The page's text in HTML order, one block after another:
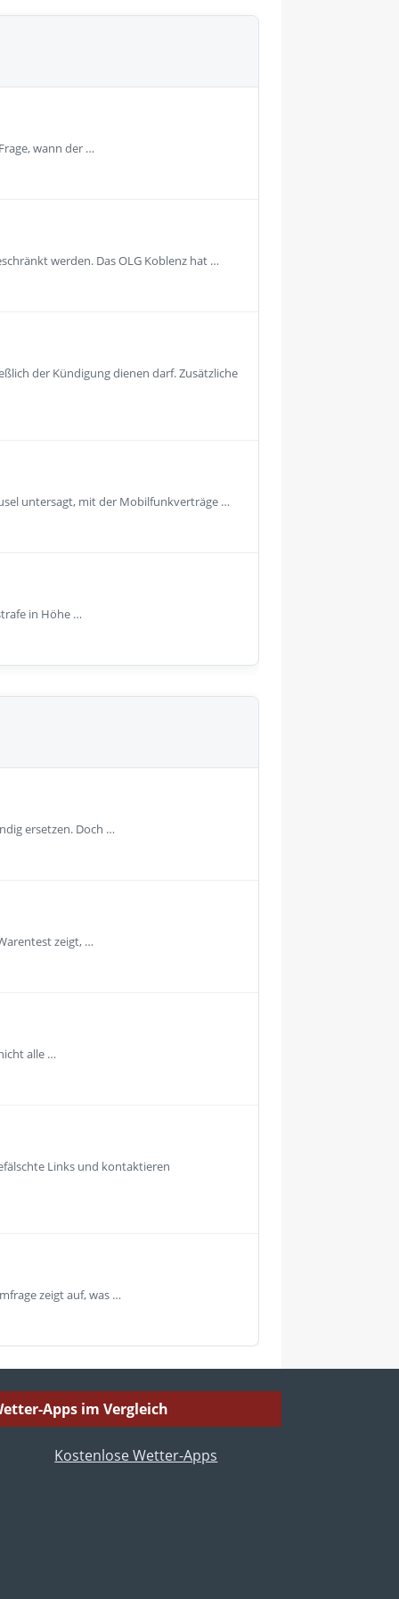
wann der …
werden. Das OLG Koblenz hat …
der Kündigung dienen darf. Zusätzliche
untersagt, mit der Mobilfunkverträge …
in Höhe …
ersetzen. Doch …
zeigt, …
alle …
Links und kontaktieren
zeigt auf, was …
Apps im Vergleich